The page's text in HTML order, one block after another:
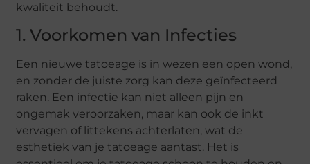
kwaliteit behoudt.
1. Voorkomen van Infecties
Een nieuwe tatoeage is in wezen een open wond,
en zonder de juiste zorg kan deze geïnfecteerd
raken. Een infectie kan niet alleen pijn en
ongemak veroorzaken, maar kan ook de inkt
vervagen of littekens achterlaten, wat de
esthetiek van je tatoeage aantast. Het is